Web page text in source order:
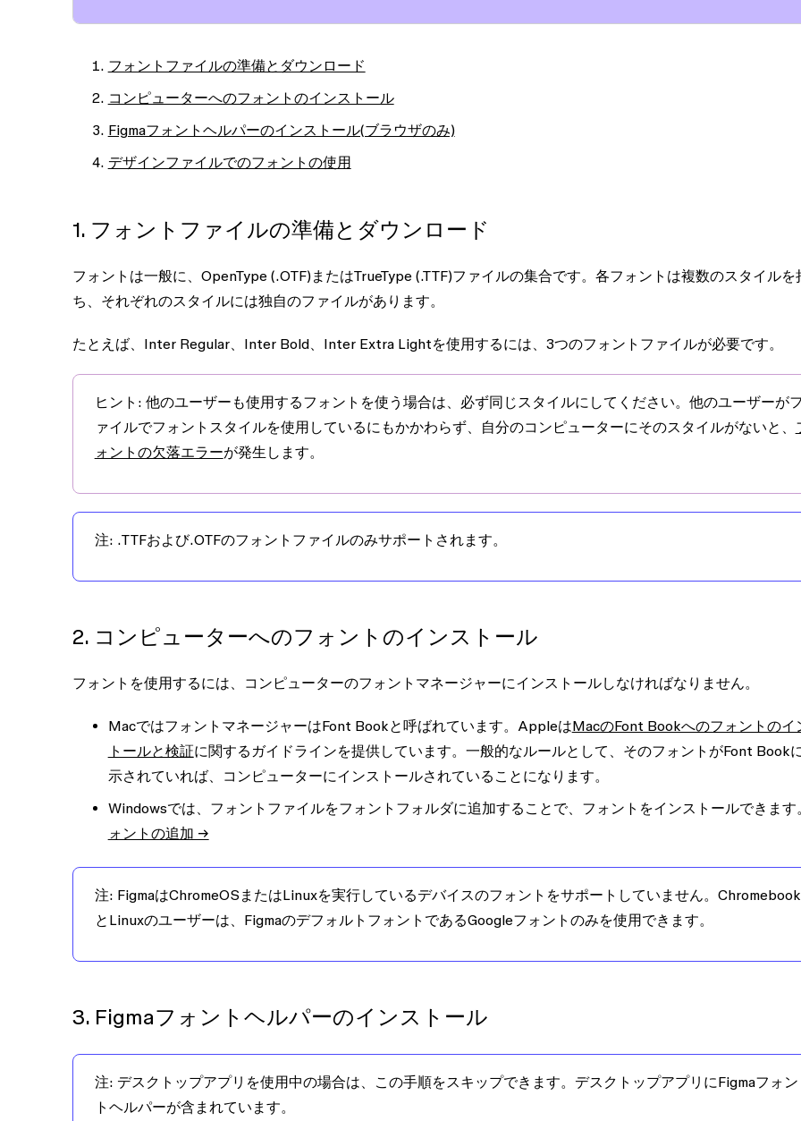
フォントファイルの準備とダウンロード
コンピューターへのフォントのインストール
Figmaフォントヘルパーのインストール(ブラウザのみ)
デザインファイルでのフォントの使用
1. フォントファイルの準備とダウンロード
フォントは一般に、OpenType (.OTF)またはTrueType (.TTF)ファイルの集合です。各フォントは複数のスタイルを
ち、それぞれのスタイルには独自のファイルがあります。
たとえば、Inter Regular、Inter Bold、Inter Extra Lightを使用するには、3つのフォントファイルが必要です。
ヒント: 他のユーザーも使用するフォントを使う場合は、必ず同じスタイルにしてください。他のユーザーが
ァイルでフォントスタイルを使用しているにもかかわらず、自分のコンピューターにそのスタイルがないと、
ォントの欠落エラーが発生します。
注: .TTFおよび.OTFのフォントファイルのみサポートされます。
2. コンピューターへのフォントのインストール
フォントを使用するには、コンピューターのフォントマネージャーにインストールしなければなりません。
MacではフォントマネージャーはFont Bookと呼ばれています。AppleはMacのFont Bookへのフォントのイ
トールと検証に関するガイドラインを提供しています。一般的なルールとして、そのフォントがFont Book
示されていれば、コンピューターにインストールされていることになります。
Windowsでは、フォントファイルをフォント フォルダに追加することで、フォントをインストールできます
ォントの追加 →
注: FigmaはChromeOSまたはLinuxを実行しているデバイスのフォントをサポートしていません。Chromebook
とLinuxのユーザーは、FigmaのデフォルトフォントであるGoogleフォントのみを使用できます。
3. Figmaフォントヘルパーのインストール
注: デスクトップアプリを使用中の場合は、この手順をスキップできます。デスクトップアプリにFigmaフォン
トヘルパーが含まれています。